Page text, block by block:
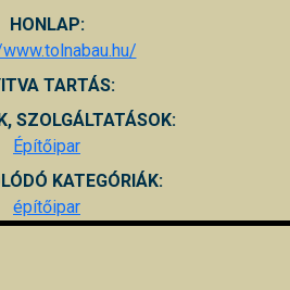
HONLAP:
TARTÁS:
SZOLGÁLTATÁSOK:
Építőipar
KATEGÓRIÁK:
építőipar